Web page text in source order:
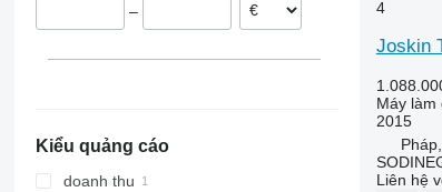
VariDiamant
Zirkon
–
Kiểu quảng cáo
doanh thu
4
Joskin
Máy làm
2015
Liên hệ